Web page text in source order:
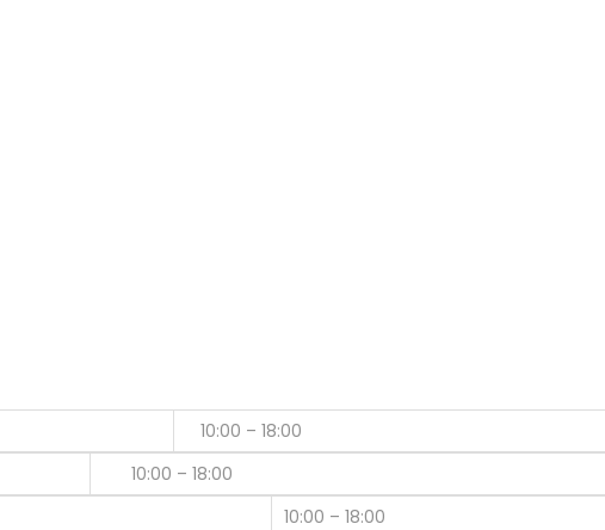
10:00 – 18:00
10:00 – 18:00
10:00 – 18:00